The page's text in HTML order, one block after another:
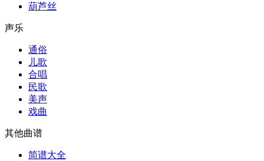
葫芦丝
声乐
通俗
儿歌
合唱
民歌
美声
戏曲
其他曲谱
简谱大全